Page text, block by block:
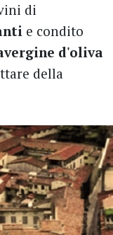
di
e condito
d'oliva
della